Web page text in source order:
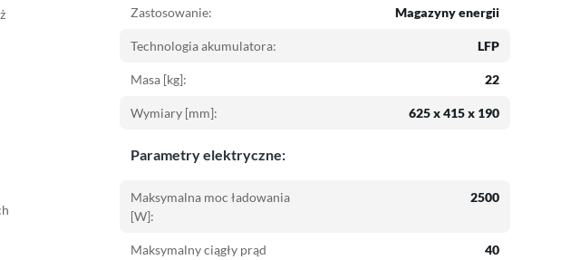
Zastosowanie: Magazyny energii
Technologia akumulatora: LFP
Masa [kg]: 22
Wymiary [mm]: 625 x 415 x 190
Parametry elektryczne:
Maksymalna moc ładowania
[W]:
2500
Maksymalny ciągły prąd
40